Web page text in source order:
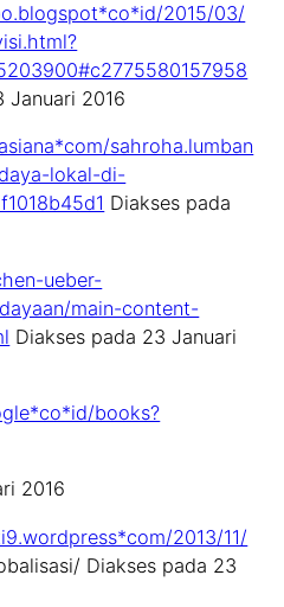
2015/03/
Januari 2016
sahroha.lumban
lokal-di-
Diakses pada
ueber-
main-content-
Diakses pada 23 Januari
books?
2016
2013/11/
Diakses pada 23